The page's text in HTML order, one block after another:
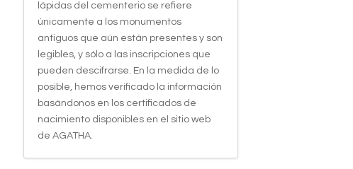
lápidas del cementerio se refiere
únicamente a los monumentos
antiguos que aún están presentes y son
legibles, y sólo a las inscripciones que
pueden descifrarse. En la medida de lo
posible, hemos verificado la información
basándonos en los certificados de
nacimiento disponibles en el sitio web
de AGATHA.